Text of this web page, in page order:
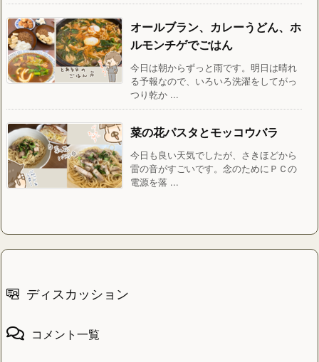
オールブラン、カレーうどん、ホ
ルモンチゲでごはん
今日は朝からずっと雨です。明日は晴れ
る予報なので、いろいろ洗濯をしてがっ
つり乾か ...
菜の花パスタとモッコウバラ
今日も良い天気でしたが、さきほどから
雷の音がすごいです。念のためにＰＣの
電源を落 ...
ディスカッション
コメント一覧